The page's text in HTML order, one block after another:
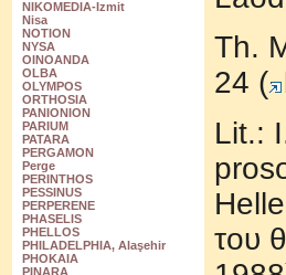
NIKOMEDIA-Izmit
Nisa
NOTION
NYSA
OINOANDA
OLBA
OLYMPOS
ORTHOSIA
PANIONION
PARIUM
PATARA
PERGAMON
Perge
PERINTHOS
PESSINUS
PERPERENE
PHASELIS
PHELLOS
PHILADELPHIA, Alaşehir
PHOKAIA
PINARA
Th.
24 (
Lit.:
τoυ